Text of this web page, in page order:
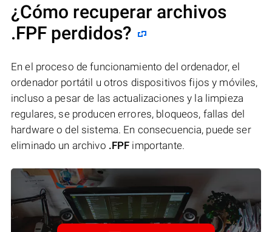
¿Cómo recuperar archivos
.FPF perdidos?
En el proceso de funcionamiento del ordenador, el
ordenador portátil u otros dispositivos fijos y móviles,
incluso a pesar de las actualizaciones y la limpieza
regulares, se producen errores, bloqueos, fallas del
hardware o del sistema. En consecuencia, puede ser
eliminado un archivo .FPF importante.